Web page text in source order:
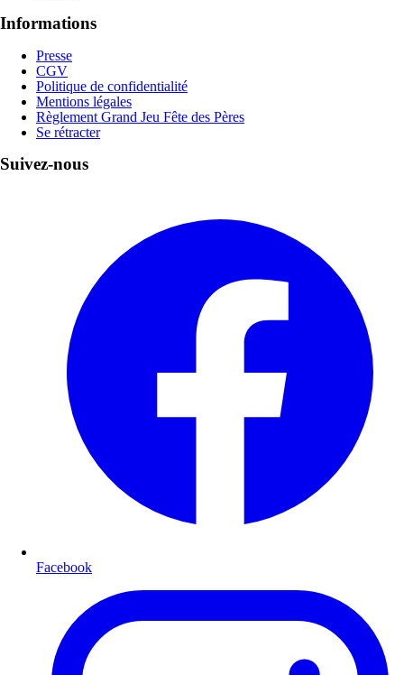
Informations
Presse
CGV
Politique de confidentialité
Mentions légales
Règlement Grand Jeu Fête des Pères
Se rétracter
Suivez-nous
Facebook